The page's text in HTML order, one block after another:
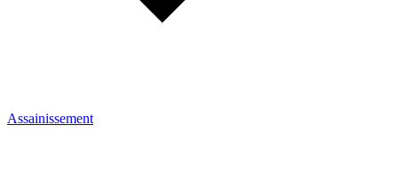
Assainissement